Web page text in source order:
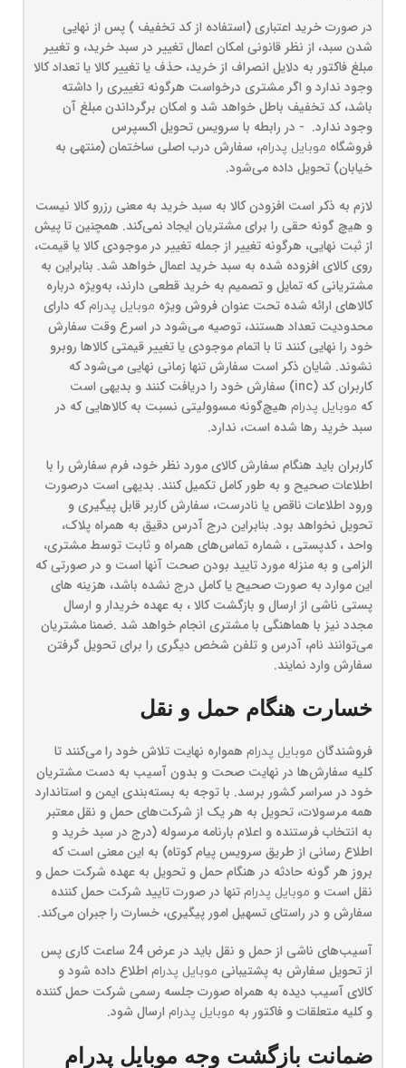
در صورت خرید اعتباری (استفاده از کد تخفیف ) پس از نهایی
شدن سبد، از نظر قانونی امکان اعمال تغییر در سبد خرید، و تغییر
مبلغ فاکتور به دلایل انصراف از خرید، حذف یا تغییر کالا یا تعداد کالا
وجود ندارد و اگر مشتری درخواست هرگونه تغییری را داشته
باشد، کد تخفیف باطل خواهد شد و امکان برگرداندن مبلغ آن
وجود ندارد. - در رابطه با سرویس تحویل اکسپرس
فروشگاه موبایل پدرام، سفارش درب اصلی ساختمان (منتهی به
خیابان) تحویل داده می‌شود.
لازم به ذکر است افزودن کالا به سبد خرید به معنی رزرو کالا نیست
و هیچ گونه حقی را برای مشتریان ایجاد نمی‌کند. همچنین تا پیش
از ثبت نهایی، هرگونه تغییر از جمله تغییر در موجودی کالا یا قیمت،
روی کالای افزوده شده به سبد خرید اعمال خواهد شد. بنابراین به
مشتریانی که تمایل و تصمیم به خرید قطعی دارند، به‌ویژه درباره
کالاهای ارائه شده تحت عنوان فروش ویژه موبایل پدرامکه دارای
محدودیت تعداد هستند، توصیه می‌شود در اسرع وقت سفارش
خود را نهایی کنند تا با اتمام موجودی یا تغییر قیمتی کالاها روبرو
نشوند. شایان ذکر است سفارش تنها زمانی نهایی می‌شود که
کاربران کد (inc) سفارش خود را دریافت کنند و بدیهی است
که موبایل پدرام هیچ‌گونه مسوولیتی نسبت به کالاهایی که در
سبد خرید رها شده است، ندارد.
کاربران باید هنگام سفارش کالای مورد نظر خود، فرم سفارش را با
اطلاعات صحیح و به طور کامل تکمیل کنند. بدیهی است درصورت
ورود اطلاعات ناقص یا نادرست، سفارش کاربر قابل پیگیری و
تحویل نخواهد بود. بنابراین درج آدرس دقیق به همراه پلاک،
واحد ، کدپستی ، شماره تماس‌های همراه و ثابت توسط مشتری،
الزامی و به منزله مورد تایید بودن صحت آنها است و در صورتی که
این موارد به صورت صحیح یا کامل درج نشده باشد، هزینه های
پستی ناشی از ارسال و بازگشت کالا ، به عهده خریدار و ارسال
مجدد نیز با هماهنگی با مشتری انجام خواهد شد .ضمنا مشتریان
می‌توانند نام، آدرس و تلفن شخص دیگری را برای تحویل گرفتن
سفارش وارد نمایند.
خسارت هنگام حمل و نقل
فروشندگان موبایل پدرام همواره نهایت تلاش خود را می‏‌کنند تا
کلیه سفارش‏‌ها در نهایت صحت و بدون آسیب به دست مشتریان
خود در سراسر کشور برسد. با توجه به بسته‌بندی ایمن و استاندارد
همه مرسولات، تحویل به هر یک از شرکت‌‏های حمل و نقل معتبر
به انتخاب فرستنده و اعلام بارنامه مرسوله (درج در سبد خرید و
اطلاع رسانی از طریق سرویس پیام کوتاه) به این معنی است که
بروز هر گونه حادثه در هنگام حمل و تحویل به عهده شرکت حمل و
نقل است و موبایل پدرام تنها در صورت تایید شرکت حمل کننده
سفارش و در راستای تسهیل امور پیگیری، خسارت را جبران می‌‏کند.
آسیب‏‌های ناشی از حمل و نقل باید در عرض 24 ساعت کاری پس
از تحویل سفارش به پشتیبانی موبایل پدرام اطلاع داده شود و
کالای آسیب دیده به همراه صورت جلسه رسمی شرکت حمل کننده
و کلیه متعلقات و فاکتور به موبایل پدرام ارسال شود.
ضمانت بازگشت وجه موبایل پدرام